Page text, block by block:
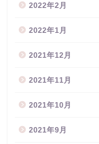
2022年2月
2022年1月
2021年12月
2021年11月
2021年10月
2021年9月